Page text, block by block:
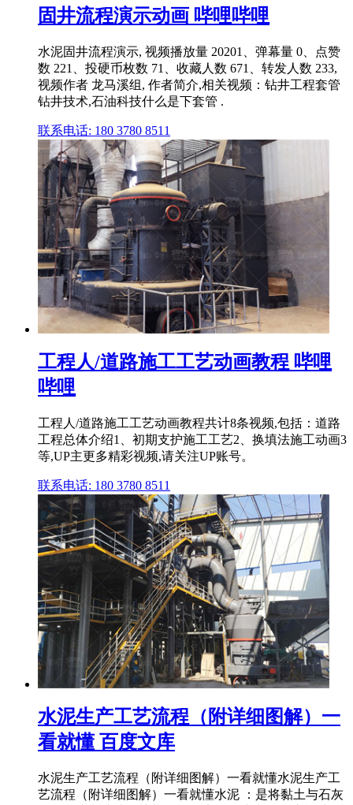
固井流程演示动画 哔哩哔哩
水泥固井流程演示, 视频播放量 20201、弹幕量 0、点赞
数 221、投硬币枚数 71、收藏人数 671、转发人数 233,
视频作者 龙马溪组, 作者简介,相关视频：钻井工程套管
钻井技术,石油科技什么是下套管 .
联系电话: 180 3780 8511
工程人/道路施工工艺动画教程 哔哩
哔哩
工程人/道路施工工艺动画教程共计8条视频,包括：道路
工程总体介绍1、初期支护施工工艺2、换填法施工动画3
等,UP主更多精彩视频,请关注UP账号。
联系电话: 180 3780 8511
水泥生产工艺流程（附详细图解）一
看就懂 百度文库
水泥生产工艺流程（附详细图解）一看就懂水泥生产工
艺流程（附详细图解）一看就懂水泥 ：是将黏土与石灰